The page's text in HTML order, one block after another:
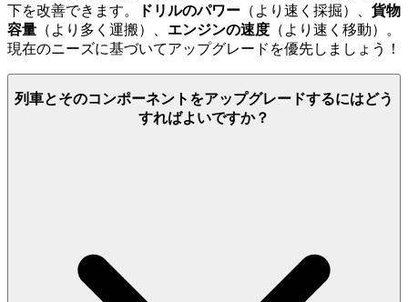
下を改善できます。
ドリルのパワー （より速く採掘）、 貨物
容量 （より多く運搬）、 エンジンの速度 （より速く移動）。
現在のニーズに基づいてアップグレードを優先しましょう！
列車とそのコンポーネントをアップグレードするにはどう
すればよいですか？